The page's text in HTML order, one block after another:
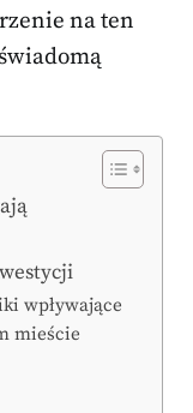
na ten
wpływające
mieście